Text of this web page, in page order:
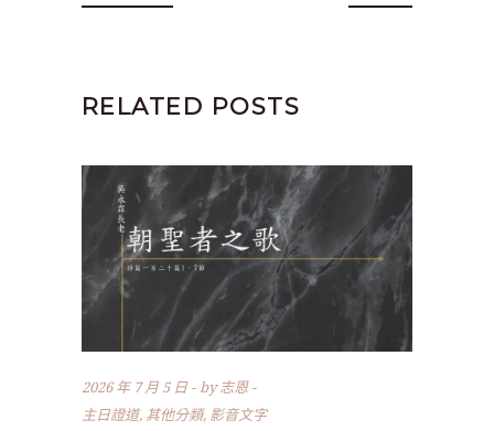
RELATED POSTS
2026 年 7 月 5 日 by志恩
主日證道, 其他分類, 影音文字